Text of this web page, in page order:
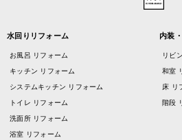
水回りリフォーム
お風呂 リフォーム
キッチン リフォーム
システムキッチン リフォーム
トイレ リフォーム
洗面所 リフォーム
浴室 リフォーム
内装
リビ
和室
床 リ
階段